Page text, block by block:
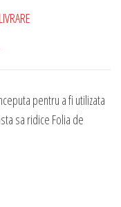
pentru a fi utilizata
sa ridice Folia de